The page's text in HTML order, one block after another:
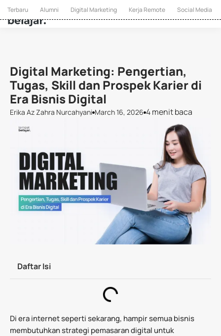
Terbaru Alumni Digital Marketing Kerja Remote Social Media
Digital Marketing: Pengertian,
Tugas, Skill dan Prospek Karier di
Era Bisnis Digital
Erika Az Zahra Nurcahyani March 16, 2026 4 menit baca
Daftar Isi
Di era internet seperti sekarang, hampir semua bisnis
membutuhkan strategi pemasaran digital untuk